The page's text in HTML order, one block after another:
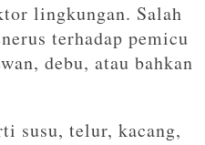
lingkungan. Salah
terhadap pemicu
debu, atau bahkan
susu, telur, kacang,